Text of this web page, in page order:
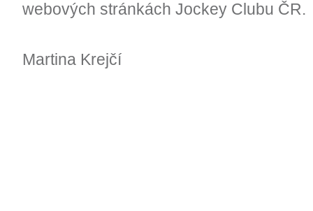
webových stránkách Jockey Clubu ČR.
Martina Krejčí